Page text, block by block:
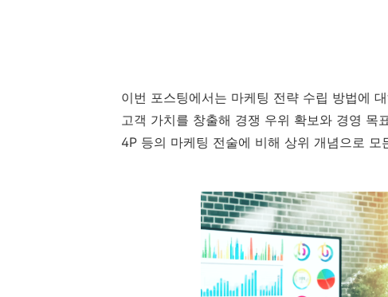
이번 포스팅에서는 마케팅 전략 수립 방법에
고객 가치를 창출해 경쟁 우위 확보와 경영 목
4P 등의 마케팅 전술에 비해 상위 개념으로